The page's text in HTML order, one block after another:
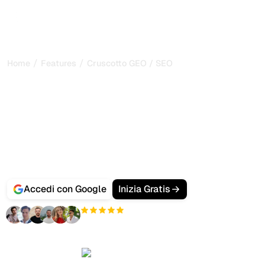
Home / Features / Cruscotto GEO / SEO
Accedi con Google
Inizia Gratis